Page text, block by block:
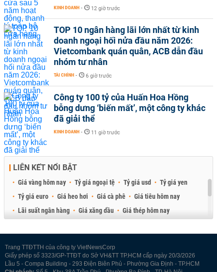
KINH DOANH - 12 giờ trước
TOP 10 ngân hàng lãi lớn nhất từ kinh
doanh ngoại hối nửa đầu năm 2026:
Vietcombank quán quân, ACB dẫn đầu
nhóm tư nhân
TÀI CHÍNH - 6 giờ trước
Công ty 100 tỷ của Huấn Hoa Hồng
bỗng dưng ‘biến mất’, một công ty khác
đã giải thể
KINH DOANH - 11 giờ trước
LIÊN KẾT NỔI BẬT
Giá vàng hôm nay Tỷ giá ngoại tệ Tỷ giá usd
Tỷ giá yen
Tỷ giá euro
Giá heo hơi Giá cà phê
Giá tiêu hôm nay
Lãi suất ngân hàng
Giá xăng dầu
Giá thép hôm nay
Trang TTĐTTH của công ty VietNewsCorp
Giấy phép số 3323/GP-TTĐT do Sở VH&TT TP.HCM cấp ngày 20/3/2026
Lầu 5 - Compa Building - 293 Điện Biên Phủ - Phường Gia Định - TP.HCM